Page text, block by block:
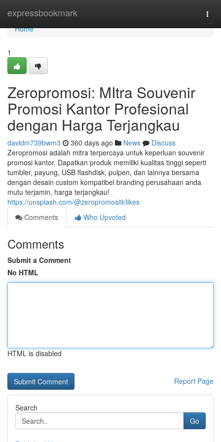
expressbookmark
Home
Home
1
Zeropromosi: MItra Souvenir
Promosi Kantor Profesional
dengan Harga Terjangkau
davidm739bwm3 360 days ago News
Discuss
Zeropromosi adalah mitra terpercaya untuk keperluan souvenir
promosi kantor. Dapatkan produk memiliki kualitas tinggi seperti
tumbler, payung, USB flashdisk, pulpen, dan lainnya bersama
dengan desain custom kompatibel branding perusahaan anda
mutu terjamin, harga terjangkau!
https://unsplash.com/@zeropromosi9/likes
Comments
Who Upvoted
Comments
Submit a Comment
No HTML
HTML is disabled
Report Page
Search
Go